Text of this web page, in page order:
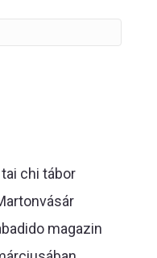
chi tábor
magazin